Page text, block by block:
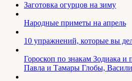
Заготовка огурцов на зиму
Народные приметы на апрель
10 упражнений, которые вы
Гороскоп по знакам Зодиака и
Павла и Тамары Глобы,